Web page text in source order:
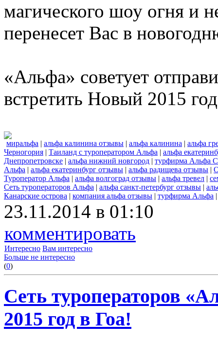
магического шоу огня и
перенесет Вас в
«Альфа» советует
встретить Новый 2015
миральфа | альфа калинина отзывы | альфа калинина | альфа
Черногория | Таиланд с туроператором Альфа | альфа
Днепропетровске | альфа нижний новгород | турфирма Альфа
Альфа | альфа екатеринбург отзывы | альфа радищева отзывы |
Туроператор Альфа | альфа волгоград отзывы | альфа тревел |
Сеть туроператоров Альфа | альфа санкт-петербург отзывы |
Канарские острова | компания альфа отзывы | турфирма Альфа
23.11.2014 в 01:10
комментировать
Интересно Вам интересно
Больше не интересно
(0)
Сеть туроператоров
2015 год в Гоа!